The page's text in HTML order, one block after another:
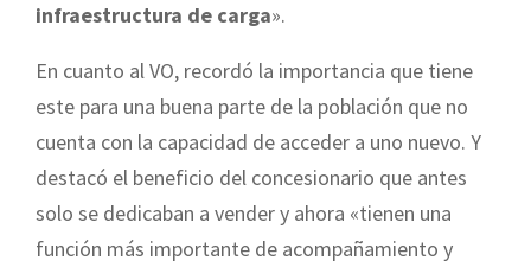
infraestructura de carga».
En cuanto al VO, recordó la importancia que tiene
este para una buena parte de la población que no
cuenta con la capacidad de acceder a uno nuevo. Y
destacó el beneficio del concesionario que antes
solo se dedicaban a vender y ahora «tienen una
función más importante de acompañamiento y